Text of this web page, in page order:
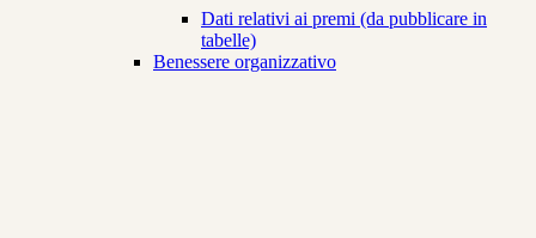
Dati relativi ai premi (da pubblicare in
tabelle)
Benessere organizzativo